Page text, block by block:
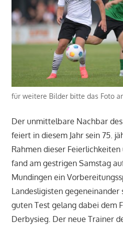
für weitere Bilder bitte das Foto
Der unmittelbare Nachbar des
feiert in diesem Jahr sein 75.
Rahmen dieser
fand am gestrigen Samstag
Mundingen ein
Landesligisten
guten Test gelang dabei dem
Derbysieg. Der neue Trainer